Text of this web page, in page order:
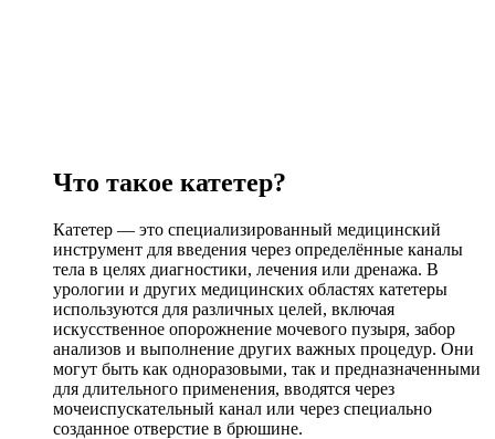
Что такое катетер?
Катетер — это специализированный медицинский
инструмент для введения через определённые каналы
тела в целях диагностики, лечения или дренажа. В
урологии и других медицинских областях катетеры
используются для различных целей, включая
искусственное опорожнение мочевого пузыря, забор
анализов и выполнение других важных процедур. Они
могут быть как одноразовыми, так и предназначенными
для длительного применения, вводятся через
мочеиспускательный канал или через специально
созданное отверстие в брюшине.